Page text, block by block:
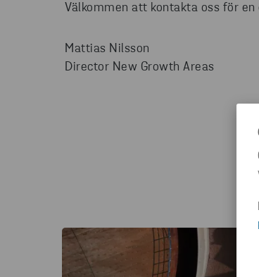
Välkommen att kontakta oss för
Mattias Nilsson
Director New Growth Areas